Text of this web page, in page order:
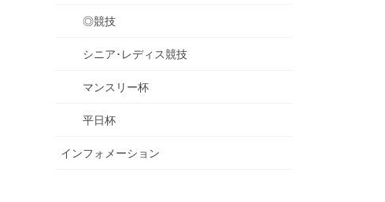
◎競技
シニア･レディス競技
マンスリー杯
平日杯
インフォメーション